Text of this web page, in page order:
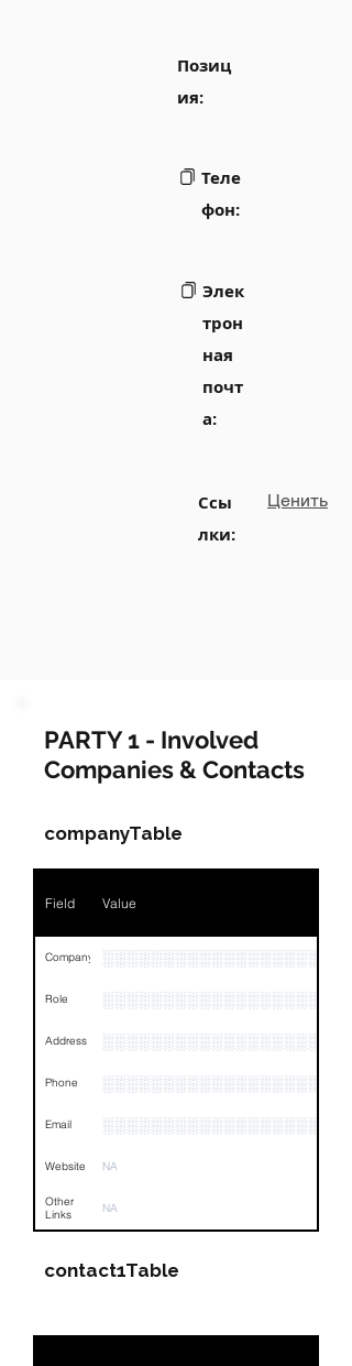
Позиц
ия:
Теле
фон:
Элек
трон
ная
почт
а:
Ссы
лки:
Ценить
PARTY 1 - Involved
Companies & Contacts
companyTable
Field Value
Company ░░░░░░░░░░░░░░░░░░░░
Role
Address
Phone
Email
Website NA
Other
Links
NA
contact1Table